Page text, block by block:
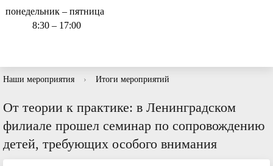
понедельник – пятница
8:30 – 17:00
Наши мероприятия › Итоги мероприятий
От теории к практике: в Ленинградском
филиале прошел семинар по сопровождению
детей, требующих особого внимания